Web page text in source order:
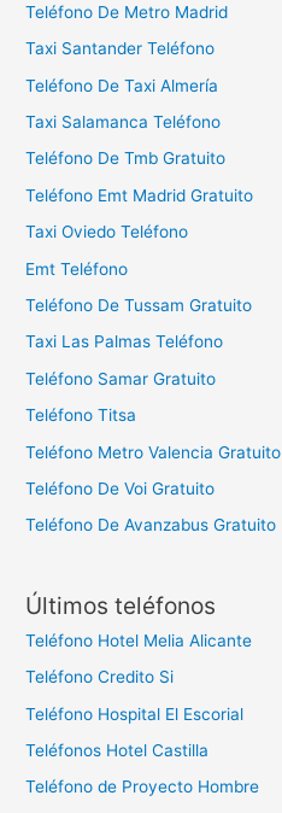
:
Teléfono De Metro Madrid
Taxi Santander Teléfono
Teléfono De Taxi Almería
Taxi Salamanca Teléfono
Teléfono De Tmb Gratuito
Teléfono Emt Madrid Gratuito
Taxi Oviedo Teléfono
Emt Teléfono
Teléfono De Tussam Gratuito
Taxi Las Palmas Teléfono
Teléfono Samar Gratuito
Teléfono Titsa
Teléfono Metro Valencia Gratuito
Teléfono De Voi Gratuito
Teléfono De Avanzabus Gratuito
Últimos teléfonos
Teléfono Hotel Melia Alicante
Teléfono Credito Si
Teléfono Hospital El Escorial
Teléfonos Hotel Castilla
Teléfono de Proyecto Hombre